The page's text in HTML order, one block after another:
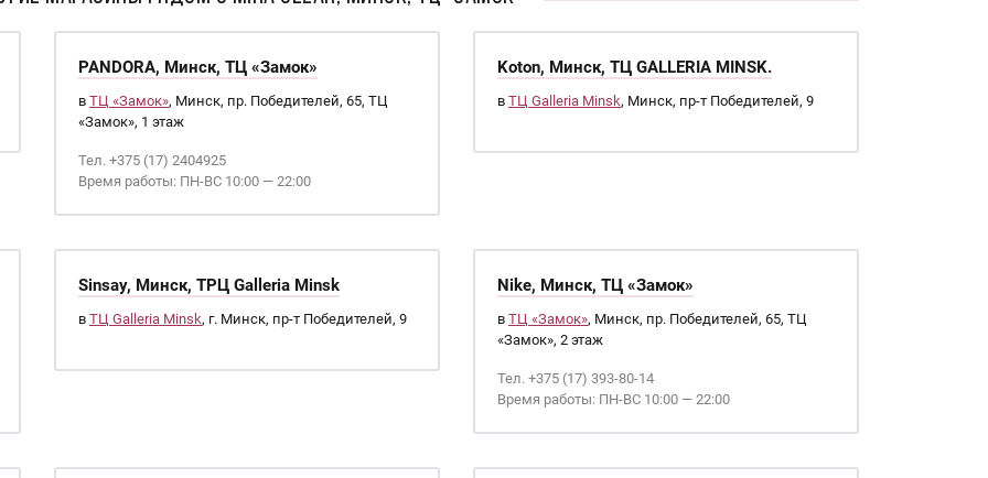
PANDORA, Минск, ТЦ «Замок»
в ТЦ «Замок», Минск, пр. Победителей, 65, ТЦ
«Замок», 1 этаж
Тел. +375 (17) 2404925
Время работы: ПН-ВС 10:00 — 22:00
Koton, Минск, ТЦ GALLERIA MINSK.
в ТЦ Galleria Minsk, Минск, пр-т Победителей, 9
Sinsay, Минск, ТРЦ Galleria Minsk
в ТЦ Galleria Minsk, г. Минск, пр-т Победителей, 9
Nike, Минск, ТЦ «Замок»
в ТЦ «Замок», Минск, пр. Победителей, 65, ТЦ
«Замок», 2 этаж
Тел. +375 (17) 393-80-14
Время работы: ПН-ВС 10:00 — 22:00